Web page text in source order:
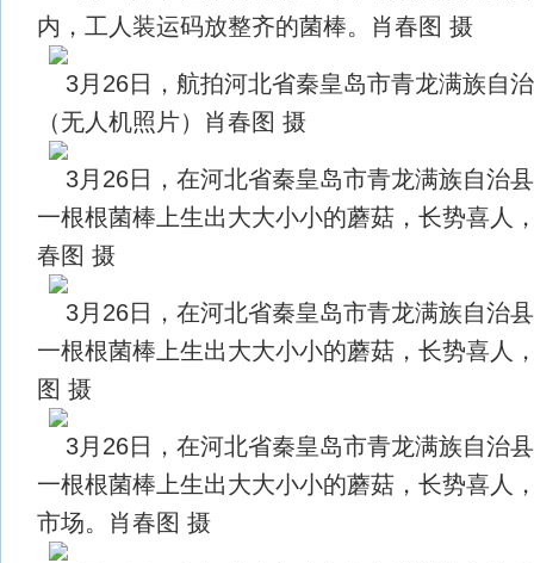
内，工人装运码放整齐的菌棒。肖春图 摄
3月26日，航拍河北省秦皇岛市青龙满族自
（无人机照片）肖春图 摄
3月26日，在河北省秦皇岛市青龙满族自治
一根根菌棒上生出大大小小的蘑菇，长势喜人
春图 摄
3月26日，在河北省秦皇岛市青龙满族自治
一根根菌棒上生出大大小小的蘑菇，长势喜人
图 摄
3月26日，在河北省秦皇岛市青龙满族自治
一根根菌棒上生出大大小小的蘑菇，长势喜人
市场。肖春图 摄